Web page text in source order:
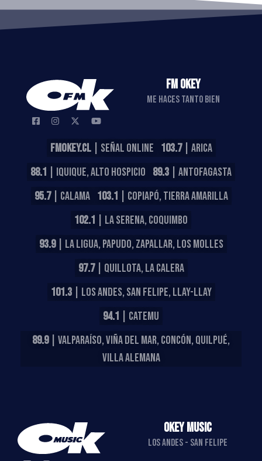
FM OKEY
ME HACES TANTO BIEN
FMOKEY.CL| SEÑAL ONLINE 103.7| ARICA
88.1 | IQUIQUE, ALTO HOSPICIO 89.3 | ANTOFAGASTA
95.7| CALAMA 103.1 | COPIAPÓ, TIERRA AMARILLA
102.1 | LA SERENA, COQUIMBO
93.9| LA LIGUA, PAPUDO, ZAPALLAR, LOS MOLLES
97.7| QUILLOTA, LA CALERA
101.3| LOS ANDES, SAN FELIPE, LLAY-LLAY
94.1 | CATEMU
89.9| VALPARAÍSO, VIÑA DEL MAR, CONCÓN, QUILPUÉ,
VILLA ALEMANA
OKEY MUSIC
LOS ANDES - SAN FELIPE